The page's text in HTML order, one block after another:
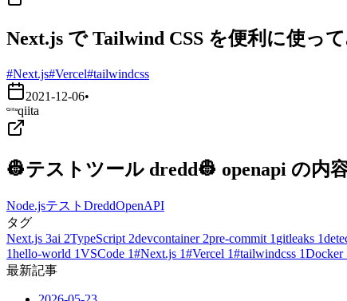
Next.js で Tailwind CSS を便利に使っ
#Next.js#Vercel#tailwindcss
2021-12-06•
qiita
👷テストツール dredd👷 openapi の内
Node.jsテスト DreddOpenAPI
タグ
Next.js 3ai 2TypeScript 2devcontainer 2pre-commit 1 gitleaks 1
1hello-world 1VSCode 1#Next.js 1#Vercel 1#tailwindcss 1Docker
最新記事